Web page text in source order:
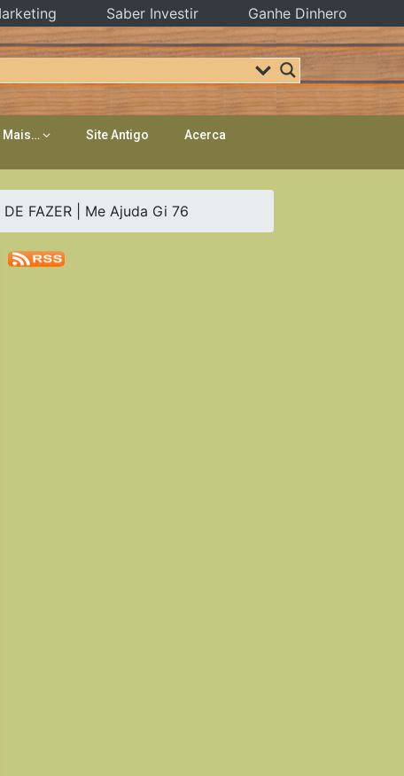
Mais… Site Antigo Acerca
DE FAZER | Me Ajuda Gi 76
Saber Investir Ganhe Dinhero